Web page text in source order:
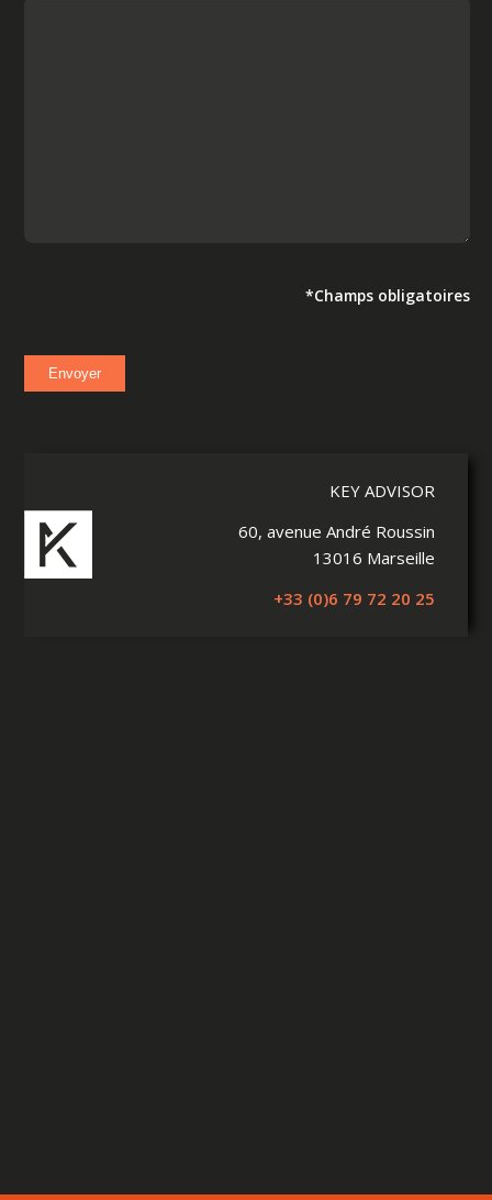
*Champs obligatoires
KEY ADVISOR
60, avenue André Roussin
13016 Marseille
+33 (0)6 79 72 20 25